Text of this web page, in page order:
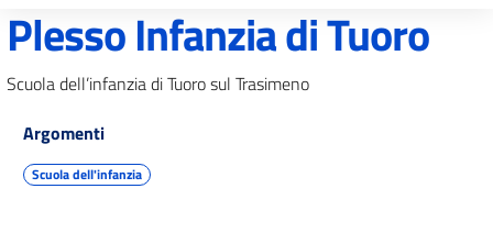
Plesso Infanzia di Tuoro
Scuola dell’infanzia di Tuoro sul Trasimeno
Argomenti
Scuola dell'infanzia